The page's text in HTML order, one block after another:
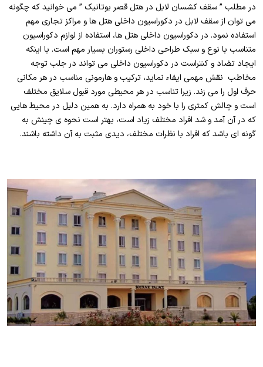
در مطلب ” سقف کشسان لابل در هتل قصر بوتانیک ” می خوانید که چگونه
می توان از سقف لابل در دکوراسیون داخلی هتل ها و مراکز تجاری مهم
استفاده نمود. در دکوراسیون داخلی هتل ها، استفاده از لوازم دکوراسیون
متناسب با نوع و سبک طراحی داخلی رستوران بسیار مهم است. با اینکه
ایجاد تضاد و کنتراست در دکوراسیون داخلی می تواند در جلب توجه
مخاطب نقش مهمی ایفاء نماید، ترکیب و هارمونی مناسب در هر مکانی
حرف اول را می زند. زیرا تناسب در هر محیطی مورد قبول سلایق مختلف
است و چالش کمتری را با خود به همراه دارد. به همین دلیل در محیط هایی
که در آن آمد و شد افراد مختلف زیاد است، بهتر است نحوه ی چینش به
گونه ای باشد که افراد با نظرات مختلف، دیدی مثبت به آن داشته باشند.